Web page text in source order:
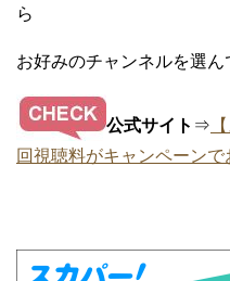
ら
お好みのチャンネルを選
公式サイト ⇒
回視聴料がキャンペーンで